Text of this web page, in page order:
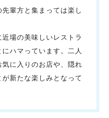
輩方と集まっては楽し
場の美味しいレストラ
ハマっています。二人
に入りのお店や、隠れ
新たな楽しみとなって